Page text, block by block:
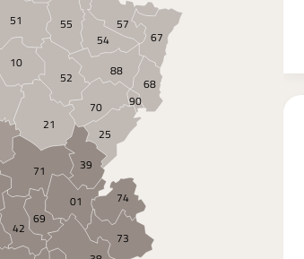
55
54
57
67
68
88
51
90
25
70
21
52
10
01
39
42
69
71
73
74